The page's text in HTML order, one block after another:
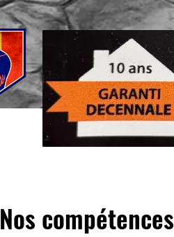
Nos compétences